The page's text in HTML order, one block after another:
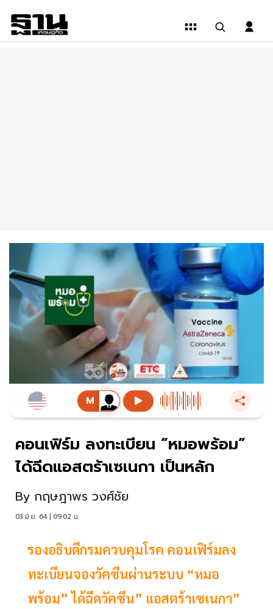
คอนเฟิร์ม ลงทะเบียน “หมอพร้อม”
ได้ฉีดแอสตร้าเซเนกา เป็นหลัก
By กฤษฎาพร วงศ์ชัย
03 มิ.ย. 64 | 09:02 น.
รองอธิบดีกรมควบคุมโรค คอนเฟิร์มลง
ทะเบียนจองวัคซีนผ่านระบบ “หมอ
พร้อม” ได้ฉีดวัคซีน” แอสตร้าเซเนกา”